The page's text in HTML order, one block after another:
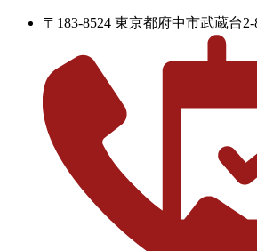
〒183-8524 東京都府中市武蔵台2-